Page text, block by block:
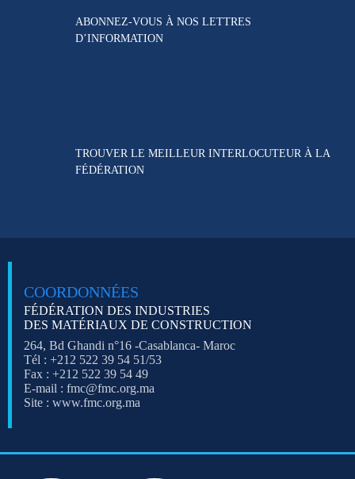
ABONNEZ-VOUS À NOS LETTRES
D’INFORMATION
TROUVER LE MEILLEUR INTERLOCUTEUR À LA
FÉDÉRATION
COORDONNÉES
FÉDÉRATION DES INDUSTRIES
DES MATÉRIAUX DE CONSTRUCTION
264, Bd Ghandi n°16 -Casablanca- Maroc
Tél : +212 522 39 54 51/53
Fax : +212 522 39 54 49
E-mail : fmc@fmc.org.ma
Site : www.fmc.org.ma